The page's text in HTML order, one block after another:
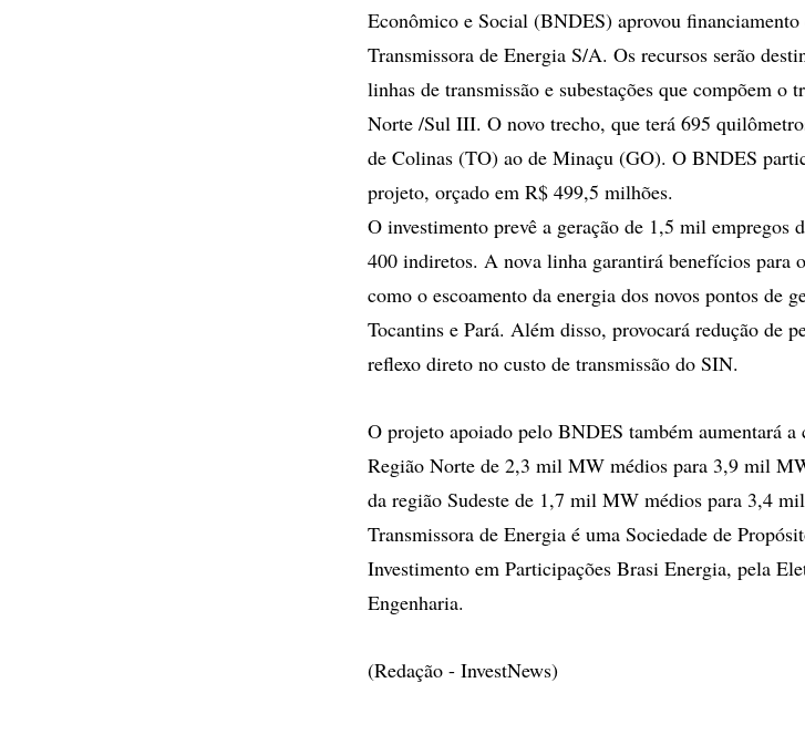
Econômico e Social (BNDES) aprovou
Transmissora de Energia S/A. Os recursos serão
linhas de transmissão e subestações que compõem
Norte /Sul III. O novo trecho, que terá 695
de Colinas (TO) ao de Minaçu (GO). O BNDES
projeto, orçado em R$ 499,5 milhões.
O investimento prevê a geração de 1,5 mil empregos
400 indiretos. A nova linha garantirá benefícios para
como o escoamento da energia dos novos pontos de
Tocantins e Pará. Além disso, provocará redução de
reflexo direto no custo de transmissão do SIN.
O projeto apoiado pelo BNDES também aumentará a
Região Norte de 2,3 mil MW médios para 3,9 mil
da região Sudeste de 1,7 mil MW médios para 3,4
Transmissora de Energia é uma Sociedade de
Investimento em Participações Brasi Energia, pela
Engenharia.
(Redação - InvestNews)